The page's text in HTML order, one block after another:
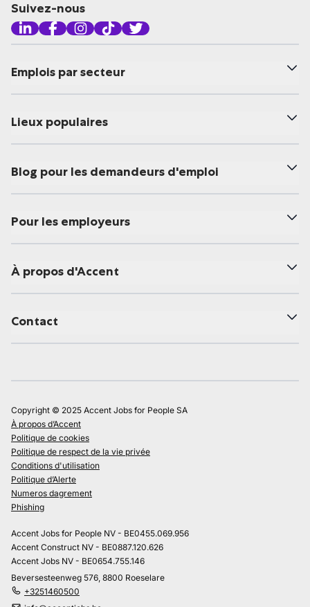
Suivez-nous
Emplois par secteur
Lieux populaires
Blog pour les demandeurs d'emploi
Pour les employeurs
À propos d'Accent
Contact
Copyright © 2025 Accent Jobs for People SA
À propos d’Accent
Politique de cookies
Politique de respect de la vie privée
Conditions d'utilisation
Politique d’Alerte
Numeros dagrement
Phishing
Accent Jobs for People NV - BE0455.069.956
Accent Construct NV - BE0887.120.626
Accent Jobs NV - BE0654.755.146
Beversesteenweg 576, 8800 Roeselare
+3251460500